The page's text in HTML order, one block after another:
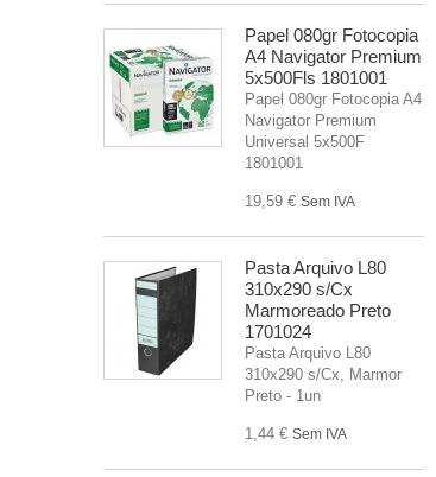
Papel 080gr Fotocopia
A4 Navigator Premium
5x500Fls 1801001
Papel 080gr Fotocopia A4
Navigator Premium
Universal 5x500F
1801001
19,59 € Sem IVA
Pasta Arquivo L80
310x290 s/Cx
Marmoreado Preto
1701024
Pasta Arquivo L80
310x290 s/Cx, Marmor
Preto - 1un
1,44 € Sem IVA